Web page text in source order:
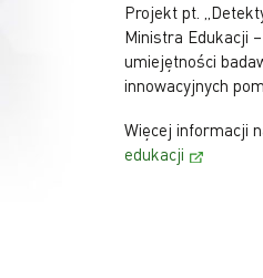
Projekt pt.
Ministra Edukacji –
umiejętności
innowacyjnych
Więcej informacji
edukacji